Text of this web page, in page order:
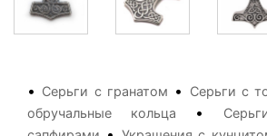
• Серьги с гранатом • Серьги с
обручальные кольца
•